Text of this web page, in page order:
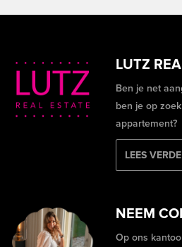
LUTZ
Ben je net
ben je op
appartement?
LEES
NEEM
Op ons